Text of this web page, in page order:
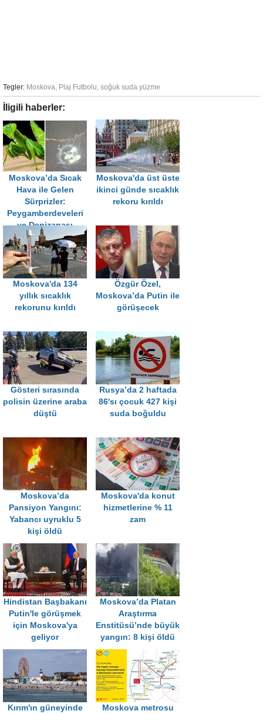
Tegler: Moskova Plaj Futbolu soğuk suda yüzme
İligili haberler:
Moskova’da Sıcak
Hava ile Gelen
Sürprizler:
Peygamberdeveleri
ve Denizanası
Moskova'da üst üste
ikinci günde sıcaklık
rekoru kırıldı
Moskova'da 134
yıllık sıcaklık
rekorunu kırıldı
Özgür Özel,
Moskova’da Putin ile
görüşecek
Gösteri sırasında
polisin üzerine araba
düştü
Rusya’da 2 haftada
86'sı çocuk 427 kişi
suda boğuldu
Moskova’da
Pansiyon Yangını:
Yabancı uyruklu 5
kişi öldü
Moskova'da konut
hizmetlerine % 11
zam
Hindistan Başbakanı
Putin'le görüşmek
için Moskova'ya
geliyor
Moskova’da Platan
Araştırma
Enstitüsü’nde büyük
yangın: 8 kişi öldü
Kırım'ın güneyinde
Moskova metrosu